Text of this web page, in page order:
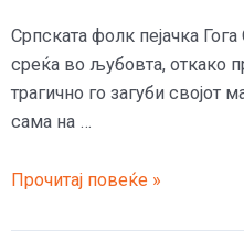
Српската фолк пејачка
среќа во љубовта, откако
трагично го загуби својот
сама на …
Српската
на
Прочитај повеќе »